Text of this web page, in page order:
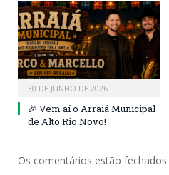
30 DE JUNHO DE 2026
🎉 Vem aí o Arraiá Municipal
de Alto Rio Novo!
Os comentários estão fechados.